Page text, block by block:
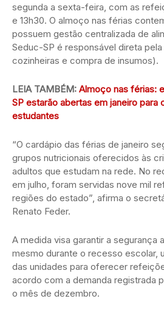
segunda a sexta-feira, com as
e 13h30. O almoço nas férias
possuem gestão centralizada de
Seduc-SP é responsável direta
cozinheiras e compra de insumos).
LEIA TAMBÉM: Almoço nas férias:
SP estarão abertas em janeiro
estudantes
“O cardápio das férias de janeiro
grupos nutricionais oferecidos às
adultos que estudam na rede. No
em julho, foram servidas nove mil
regiões do estado”, afirma o
Renato Feder.
A medida visa garantir a segurança
mesmo durante o recesso escolar,
das unidades para oferecer
acordo com a demanda registrada
o mês de dezembro.